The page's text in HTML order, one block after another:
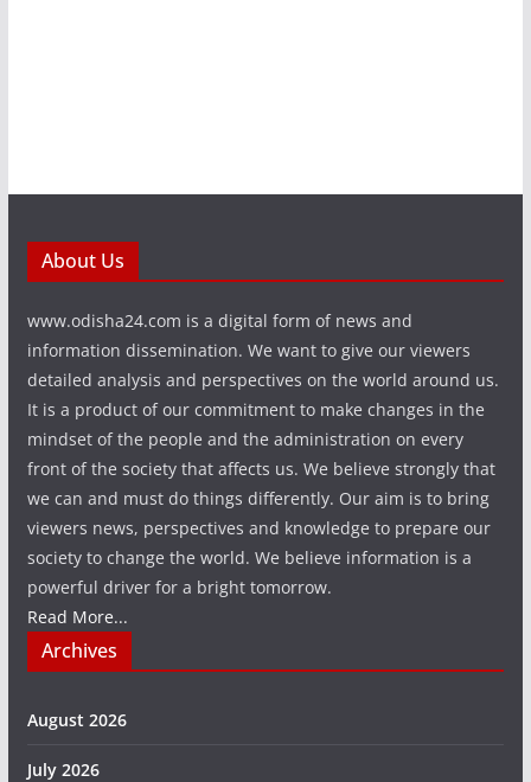
About Us
www.odisha24.com is a digital form of news and
information dissemination. We want to give our viewers
detailed analysis and perspectives on the world around us.
It is a product of our commitment to make changes in the
mindset of the people and the administration on every
front of the society that affects us. We believe strongly that
we can and must do things differently. Our aim is to bring
viewers news, perspectives and knowledge to prepare our
society to change the world. We believe information is a
powerful driver for a bright tomorrow.
Read More...
Archives
August 2026
July 2026